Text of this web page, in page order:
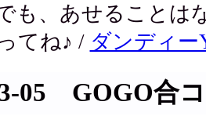
も、あせることは
てね♪ / ダンディー
05 GOGO合